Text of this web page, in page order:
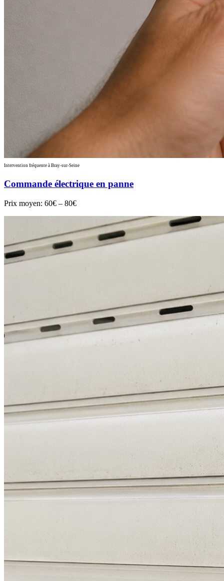
Intervention fréquente à Bray-sur-Seine
Commande électrique en panne
Prix moyen: 60€ – 80€